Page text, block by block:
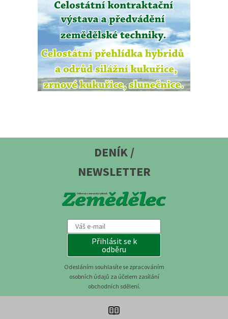
DENÍK /
NEWSLETTER
Přihlásit se k
odběru
Odesláním souhlasíte se zpracováním
osobních údajů za účelem zasílání
obchodních sdělení.